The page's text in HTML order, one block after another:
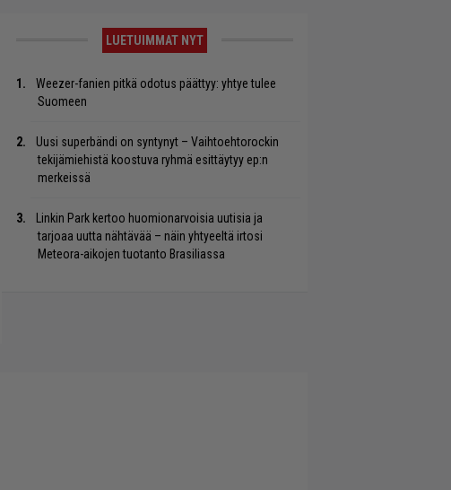
LUETUIMMAT NYT
Weezer-fanien pitkä odotus päättyy: yhtye tulee
Suomeen
Uusi superbändi on syntynyt – Vaihtoehtorockin
tekijämiehistä koostuva ryhmä esittäytyy ep:n
merkeissä
Linkin Park kertoo huomionarvoisia uutisia ja
tarjoaa uutta nähtävää – näin yhtyeeltä irtosi
Meteora-aikojen tuotanto Brasiliassa